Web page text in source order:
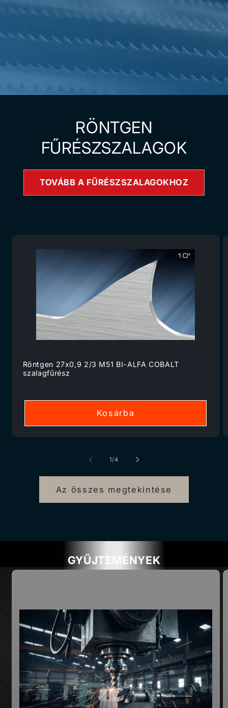
RÖNTGEN
FŰRÉSZSZALAGOK
TOVÁBB A FŰRÉSZSZALAGOKHOZ
Röntgen 27x0,9 2/3 M51 BI-ALFA COBALT
szalagfűrész
Kosárba
1//4
Az összes megtekintése
GYŰJTEMÉNYEK